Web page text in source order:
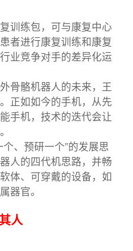
训练包，可与康复中心
者进行康复训练和康复
业竞争对手的差异化运
骨骼机器人的未来，王
正如如今的手机，从先
手机，技术的迭代会让
、预研一个”的发展思
人的四代机思路，并畅
体、可穿戴的设备，如
器官。
人